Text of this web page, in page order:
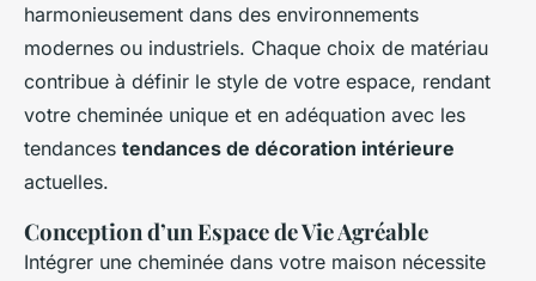
harmonieusement dans des environnements
modernes ou industriels. Chaque choix de matériau
contribue à définir le style de votre espace, rendant
votre cheminée unique et en adéquation avec les
tendances tendances de décoration intérieure
actuelles.
Conception d’un Espace de Vie Agréable
Intégrer une cheminée dans votre maison nécessite